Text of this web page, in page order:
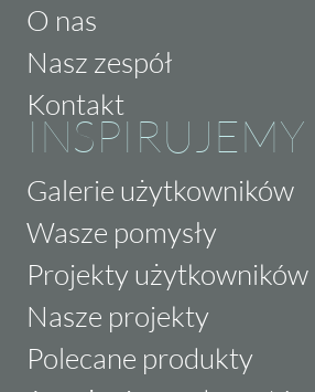
O nas
Nasz zespół
Kontakt
INSPIRUJEMY
Galerie użytkowników
Wasze pomysły
Projekty użytkowników
Nasze projekty
Polecane produkty